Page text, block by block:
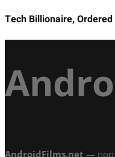
Tech Billionaire,
AndroidFilms.net —